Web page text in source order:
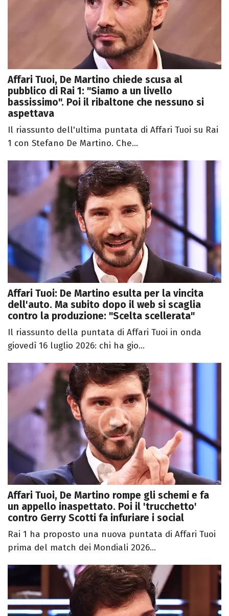
Affari Tuoi, De Martino chiede scusa al
pubblico di Rai 1: "Siamo a un livello
bassissimo". Poi il ribaltone che nessuno si
aspettava
Il riassunto dell'ultima puntata di Affari Tuoi su Rai
1 con Stefano De Martino. Che...
Affari Tuoi: De Martino esulta per la vincita
dell'auto. Ma subito dopo il web si scaglia
contro la produzione: "Scelta scellerata"
Il riassunto della puntata di Affari Tuoi in onda
giovedì 16 luglio 2026: chi ha gio...
Affari Tuoi, De Martino rompe gli schemi e fa
un appello inaspettato. Poi il 'trucchetto'
contro Gerry Scotti fa infuriare i social
Rai 1 ha proposto una nuova puntata di Affari Tuoi
prima del match dei Mondiali 2026...